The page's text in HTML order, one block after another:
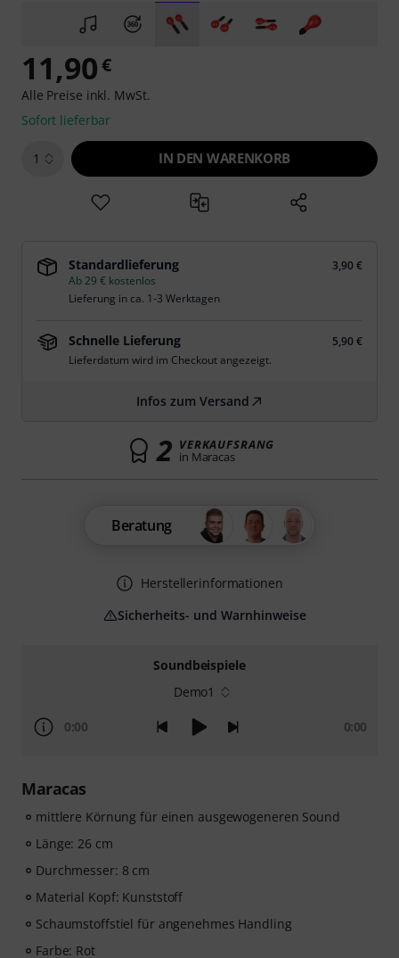
Soundbeispiele
Demo1
0:00 0:00
Maracas
mittlere Körnung für einen ausgewogeneren Sound
Länge: 26 cm
Durchmesser: 8 cm
Material Kopf: Kunststoff
Schaumstoffstiel für angenehmes Handling
Farbe: Rot
11,90€
Alle Preise inkl. MwSt.
Sofort lieferbar
1 IN DEN WARENKORB
Standardlieferung
3,90 €
Ab 29 € kostenlos
Lieferung in ca. 1-3 Werktagen
Schnelle Lieferung
5,90 €
Lieferdatum wird im Checkout angezeigt.
Infos zum Versand
2 VERKAUFSRANG
in Maracas
Beratung
Herstellerinformationen
Sicherheits- und Warnhinweise